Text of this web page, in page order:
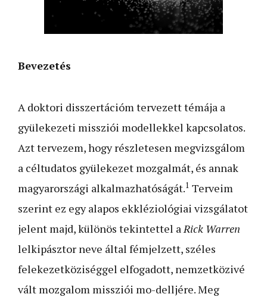
Bevezetés
A doktori disszertációm tervezett témája a
gyülekezeti missziói modellekkel kapcsolatos.
Azt tervezem, hogy részletesen megvizsgálom
a céltudatos gyülekezet mozgalmát, és annak
magyarországi alkalmazhatóságát.1 Terveim
szerint ez egy alapos ekkléziológiai vizsgálatot
jelent majd, különös tekintettel a Rick Warren
lelkipásztor neve által fémjelzett, széles
felekezetköziséggel elfogadott, nemzetközivé
vált mozgalom missziói mo-delljére. Meg